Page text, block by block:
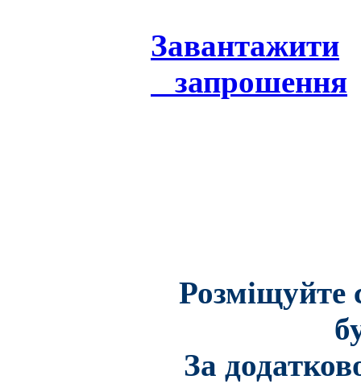
Завантажити
запрошення
Розміщуйте
За